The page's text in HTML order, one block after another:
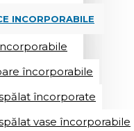
INCORPORABILE
încorporabile
încorporate
vase încorporabile